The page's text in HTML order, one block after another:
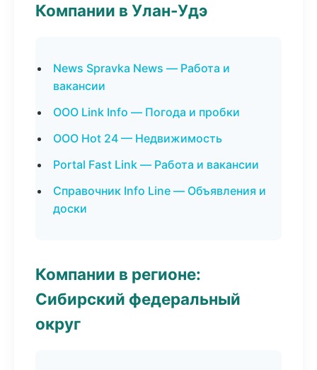
Компании в Улан-Удэ
News Spravka News — Работа и
вакансии
ООО Link Info — Погода и пробки
ООО Hot 24 — Недвижимость
Portal Fast Link — Работа и вакансии
Справочник Info Line — Объявления и
доски
Компании в регионе:
Сибирский федеральный
округ